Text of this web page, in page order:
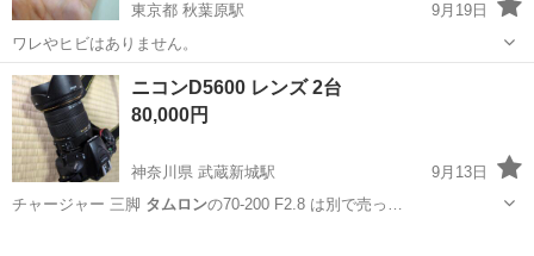
東京都 秋葉原駅
9月19日
ワレやヒビはありません。
東京 台東区 タムロン
ニコンD5600 レンズ 2台
80,000円
神奈川県 武蔵新城駅
9月13日
チャージャー 三脚 タムロンの70-200 F2.8 は別で売っ…